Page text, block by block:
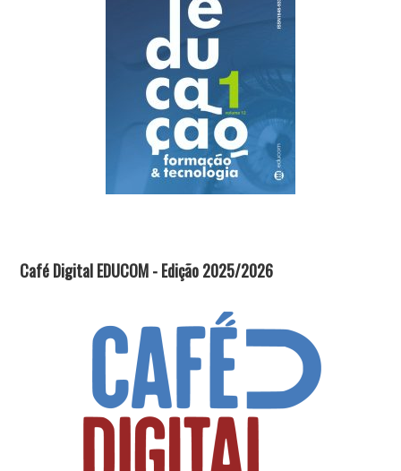
Café Digital EDUCOM - Edição 2025/2026